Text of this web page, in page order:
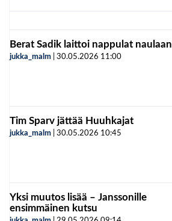
Berat Sadik laittoi nappulat naulaan
jukka_malm 30.05.2026 11:00
Tim Sparv jättää Huuhkajat
jukka_malm 30.05.2026 10:45
Yksi muutos lisää – Janssonille
ensimmäinen kutsu